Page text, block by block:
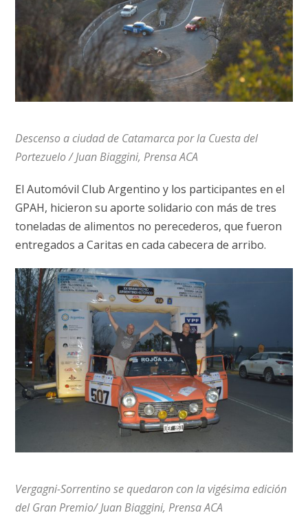
Descenso a ciudad de Catamarca por la Cuesta del
Portezuelo / Juan Biaggini, Prensa ACA
El Automóvil Club Argentino y los participantes en el
GPAH, hicieron su aporte solidario con más de tres
toneladas de alimentos no perecederos, que fueron
entregados a Caritas en cada cabecera de arribo.
Vergagni-Sorrentino se quedaron con la vigésima edición
del Gran Premio/ Juan Biaggini, Prensa ACA